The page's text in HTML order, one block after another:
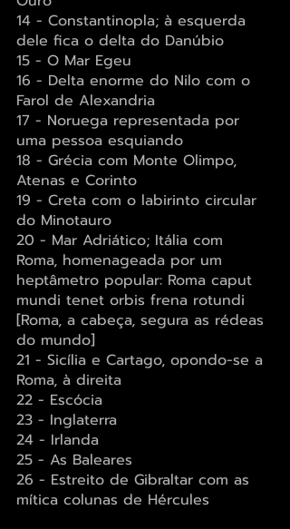
14 - Constantinopla; à esquerda
dele fica o delta do Danúbio
15 - O Mar Egeu
16 - Delta enorme do Nilo com o
Farol de Alexandria
17 - Noruega representada por
uma pessoa esquiando
18 - Grécia com Monte Olimpo,
Atenas e Corinto
19 - Creta com o labirinto circular
do Minotauro
20 - Mar Adriático; Itália com
Roma, homenageada por um
heptâmetro popular: Roma caput
mundi tenet orbis frena rotundi
[Roma, a cabeça, segura as rédeas
do mundo]
21 - Sicília e Cartago, opondo-se a
Roma, à direita
22 - Escócia
23 - Inglaterra
24 - Irlanda
25 - As Baleares
26 - Estreito de Gibraltar com as
mítica colunas de Hércules